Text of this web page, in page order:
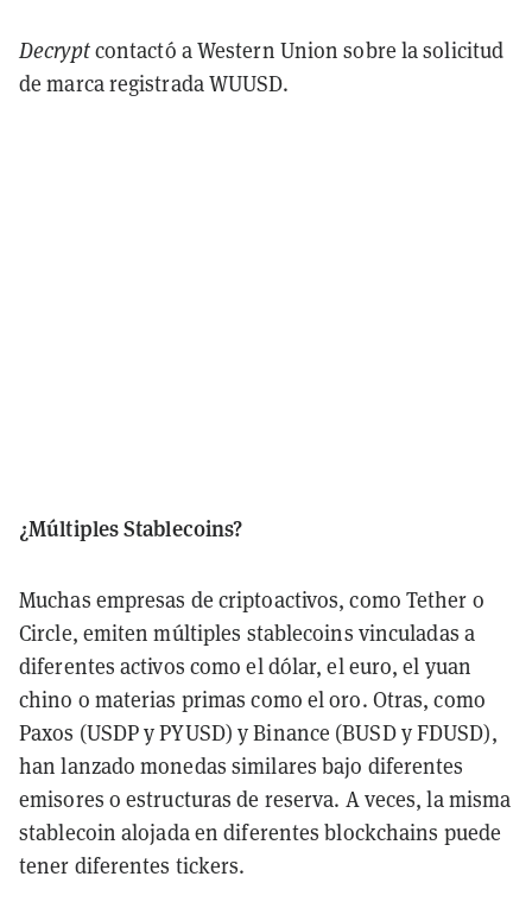
Decryptcontactó a Western Union sobre la solicitud
de marca registrada WUUSD.
¿Múltiples Stablecoins?
Muchas empresas de criptoactivos, como Tether o
Circle, emiten múltiples stablecoins vinculadas a
diferentes activos como el dólar, el euro, el yuan
chino o materias primas como el oro. Otras, como
Paxos (USDP y PYUSD) y Binance (BUSD y FDUSD),
han lanzado monedas similares bajo diferentes
emisores o estructuras de reserva. A veces, la misma
stablecoin alojada en diferentes blockchains puede
tener diferentes tickers.